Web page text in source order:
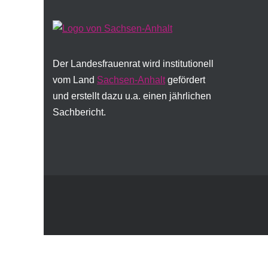
Der Landesfrauenrat wird institutionell
vom Land Sachsen-Anhaltgefördert
und erstellt dazu u.a. einen jährlichen
Sachbericht.